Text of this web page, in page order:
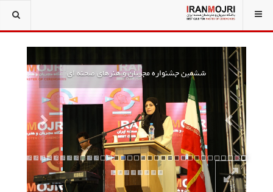
ششمین جشنواره مجریان و هنرهای صحنه ای
Previous